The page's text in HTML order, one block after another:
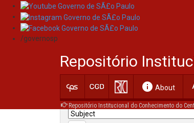
Skip
navigation
/governosp
Repositório
info About
Repositório Institucional do Conhecimento do
Search
Current filters: